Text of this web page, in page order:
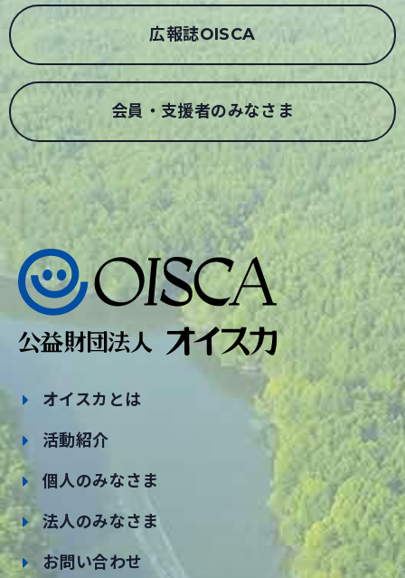
広報誌OISCA
会員・支援者のみなさま
オイスカとは
活動紹介
個人のみなさま
法人のみなさま
お問い合わせ